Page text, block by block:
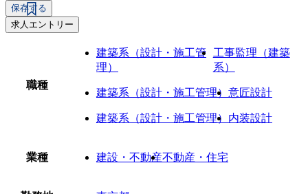
保存する
求人エントリー
職種
建築系（設計・施工管
理）
工事監理（建築
系）
建築系（設計・施工管理） 意匠設計
建築系（設計・施工管理） 内装設計
業種 建設・不動産不動産・住宅